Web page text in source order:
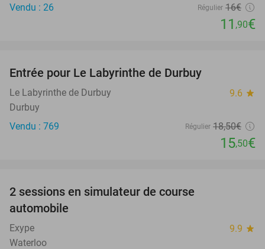
Vendu : 26
Régulier 16€
11 ,90€
Entrée pour Le Labyrinthe de Durbuy
Le Labyrinthe de Durbuy 9.6 star
Durbuy
Vendu : 769
Régulier 18,50€
15,50€
2 sessions en simulateur de course
automobile
Exype 9.9 star
Waterloo